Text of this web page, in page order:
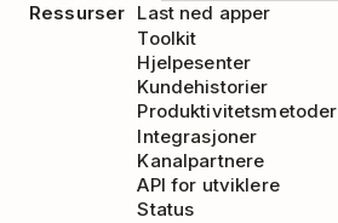
Ressurser Last ned apper
Toolkit
Hjelpesenter
Kundehistorier
Produktivitetsmetoder
Integrasjoner
Kanalpartnere
API for utviklere
Status